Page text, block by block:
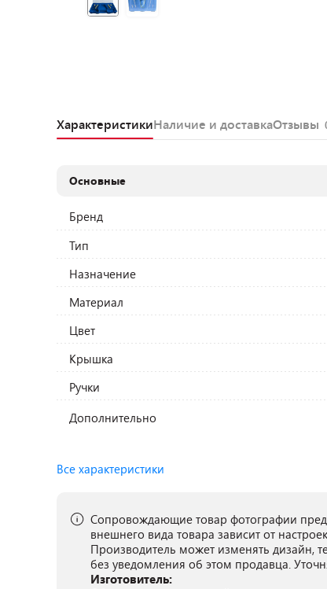
ХарактеристикиНаличие и доставкаОтзывы
Основные
Бренд
Тип
Назначение
Материал
Цвет
Крышка
Ручки
Дополнительно
Все характеристики
Сопровождающие товар фотографии
внешнего вида товара зависит от
Производитель может изменять дизайн,
без уведомления об этом продавца.
Изготовитель: